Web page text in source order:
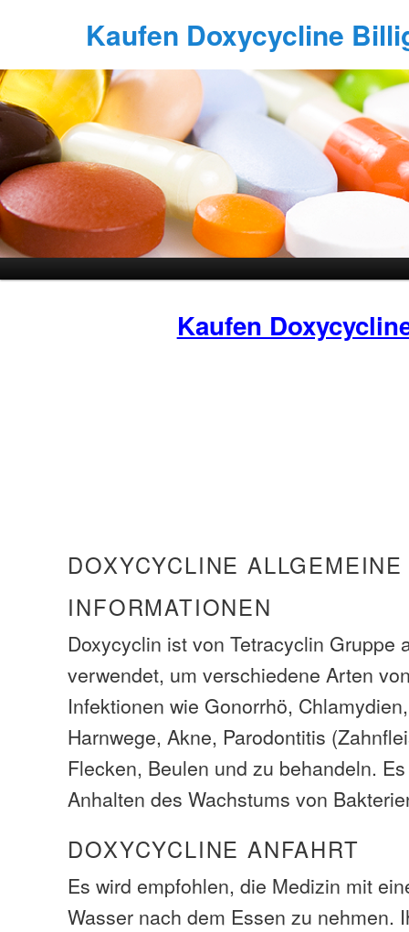
Kaufen Doxycycline
Kaufen
DOXYCYCLINE ALLGEMEINE
INFORMATIONEN
Doxycyclin ist von Tetracyclin Gruppe
verwendet, um verschiedene Arten
Infektionen wie Gonorrhö,
Harnwege, Akne, Parodontitis
Flecken, Beulen und zu behandeln.
Anhalten des Wachstums von
DOXYCYCLINE ANFAHRT
Es wird empfohlen, die Medizin mit
Wasser nach dem Essen zu nehmen.